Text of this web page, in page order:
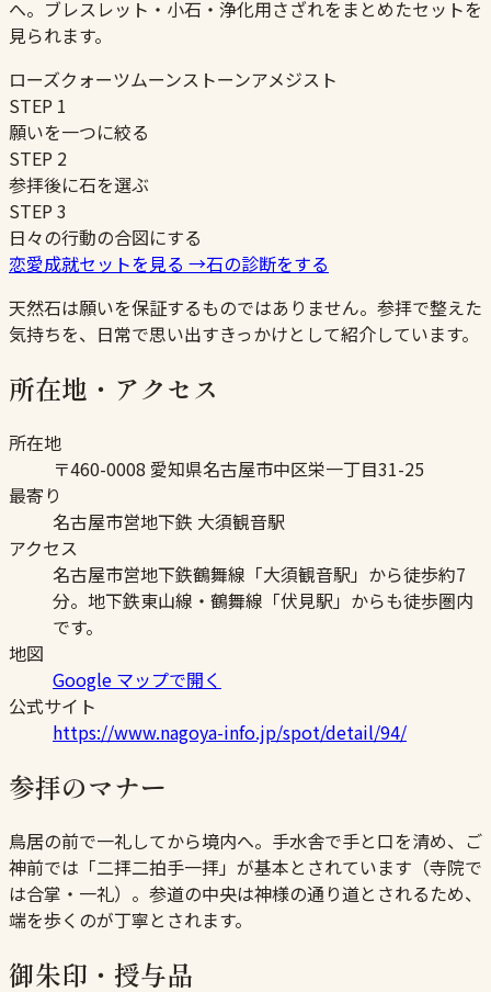
へ。ブレスレット・小石・浄化用さざれをまとめたセットを
見られます。
ローズクォーツムーンストーンアメジスト
STEP 1
願いを一つに絞る
STEP 2
参拝後に石を選ぶ
STEP3
日々の行動の合図にする
恋愛成就セットを見る →石の診断をする
天然石は願いを保証するものではありません。参拝で整えた
気持ちを、日常で思い出すきっかけとして紹介しています。
所在地・アクセス
所在地
〒460-0008 愛知県名古屋市中区栄一丁目31-25
最寄り
名古屋市営地下鉄 大須観音駅
アクセス
名古屋市営地下鉄鶴舞線「大須観音駅」から徒歩約7
分。地下鉄東山線・鶴舞線「伏見駅」からも徒歩圏内
です。
地図
Google マップで開く
公式サイト
https://www.nagoya-info.jp/spot/detail/94/
参拝のマナー
鳥居の前で一礼してから境内へ。手水舎で手と口を清め、ご
神前では「二拝二拍手一拝」が基本とされています（寺院で
は合掌・一礼）。参道の中央は神様の通り道とされるため、
端を歩くのが丁寧とされます。
御朱印・授与品